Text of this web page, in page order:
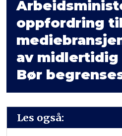
oppfordring
av midlertidig
Bør
Les også: